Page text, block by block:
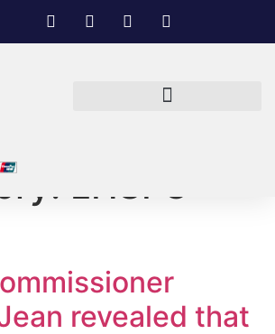
LHSFC
revealed that